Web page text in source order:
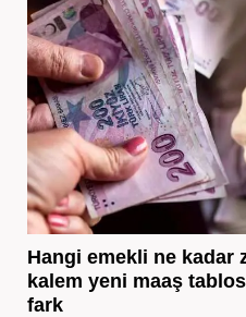
Hangi emekli ne kadar
kalem yeni maaş
fark